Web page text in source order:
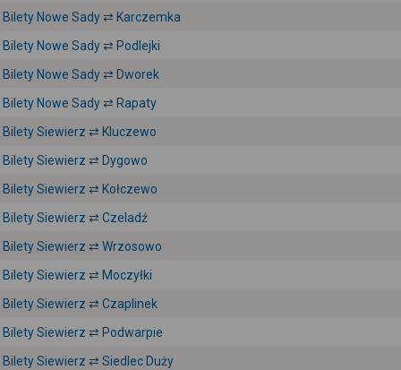
Bilety Nowe Sady ⇄ Karczemka
Bilety Nowe Sady ⇄ Podlejki
Bilety Nowe Sady ⇄ Dworek
Bilety Nowe Sady ⇄ Rapaty
Bilety Siewierz ⇄ Kluczewo
Bilety Siewierz ⇄ Dygowo
Bilety Siewierz ⇄ Kołczewo
Bilety Siewierz ⇄ Czeladź
Bilety Siewierz ⇄ Wrzosowo
Bilety Siewierz ⇄ Moczyłki
Bilety Siewierz ⇄ Czaplinek
Bilety Siewierz ⇄ Podwarpie
Bilety Siewierz ⇄ Siedlec Duży